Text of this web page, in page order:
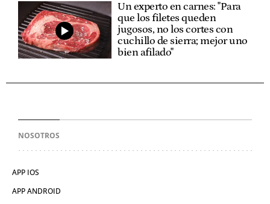
Un experto en carnes: "Para
que los filetes queden
jugosos, no los cortes con
cuchillo de sierra; mejor uno
bien afilado"
NOSOTROS
APP IOS
APP ANDROID